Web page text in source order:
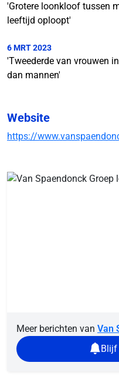
'Grotere loonkloof tussen
leeftijd oploopt'
6 MRT 2023
'Tweederde van vrouwen
dan mannen'
Website
https://
Meer berichten van Van
Blijf